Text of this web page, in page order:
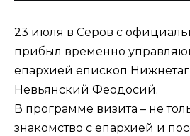
23 июля в Серов с
прибыл временно
епархией епископ
Невьянский Феодосий.
В программе визита – не
знакомство с епархией и